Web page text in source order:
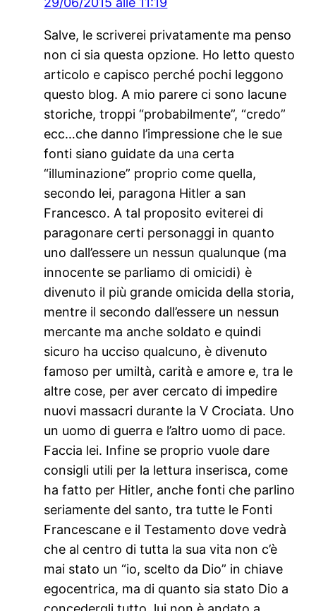
Salve, le scriverei privatamente ma penso
non ci sia questa opzione. Ho letto questo
articolo e capisco perché pochi leggono
questo blog. A mio parere ci sono lacune
storiche, troppi “probabilmente”, “credo”
ecc…che danno l’impressione che le sue
fonti siano guidate da una certa
“illuminazione” proprio come quella,
secondo lei, paragona Hitler a san
Francesco. A tal proposito eviterei di
paragonare certi personaggi in quanto
uno dall’essere un nessun qualunque (ma
innocente se parliamo di omicidi) è
divenuto il più grande omicida della storia,
mentre il secondo dall’essere un nessun
mercante ma anche soldato e quindi
sicuro ha ucciso qualcuno, è divenuto
famoso per umiltà, carità e amore e, tra le
altre cose, per aver cercato di impedire
nuovi massacri durante la V Crociata. Uno
un uomo di guerra e l’altro uomo di pace.
Faccia lei. Infine se proprio vuole dare
consigli utili per la lettura inserisca, come
ha fatto per Hitler, anche fonti che parlino
seriamente del santo, tra tutte le Fonti
Francescane e il Testamento dove vedrà
che al centro di tutta la sua vita non c’è
mai stato un “io, scelto da Dio” in chiave
egocentrica, ma di quanto sia stato Dio a